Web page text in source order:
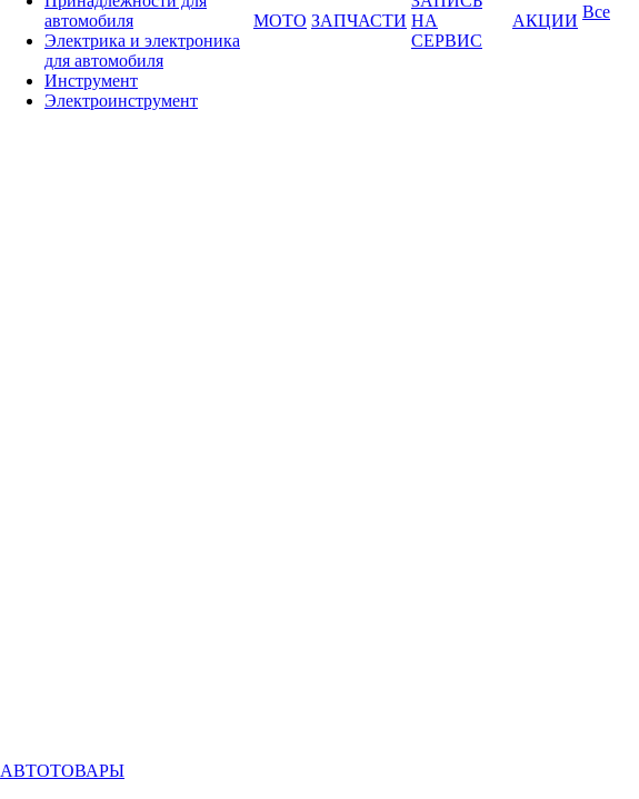
автомобиля
Электрика и электроника
для автомобиля
Инструмент
Электроинструмент
МОТО ЗАПЧАСТИ НА
СЕРВИС
АКЦИИ Все
АВТОТОВАРЫ